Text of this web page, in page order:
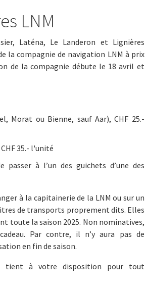
LNM
Laténa, Le Landeron et Lignières
la compagnie de navigation LNM à prix
de la compagnie débute le 18 avril et
Morat ou Bienne, sauf Aar), CHF 25.-
35.- l'unité
à l’un des guichets d’une des
à la capitainerie de la LNM ou sur un
de transports proprement dits. Elles
toute la saison 2025. Non nominatives,
Par contre, il n’y aura pas de
en fin de saison.
tient à votre disposition pour tout